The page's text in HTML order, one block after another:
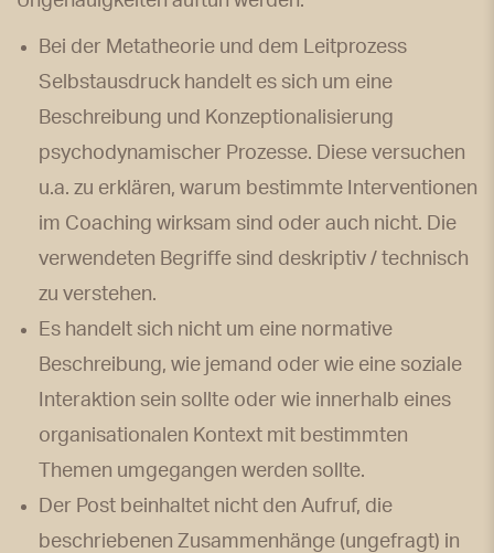
Bei der Metatheorie und dem Leitprozess
Selbstausdruck handelt es sich um eine
Beschreibung und Konzeptionalisierung
psychodynamischer Prozesse. Diese versuchen
u.a. zu erklären, warum bestimmte Interventionen
im Coaching wirksam sind oder auch nicht. Die
verwendeten Begriffe sind deskriptiv / technisch
zu verstehen.
Es handelt sich nicht um eine normative
Beschreibung, wie jemand oder wie eine soziale
Interaktion sein sollte oder wie innerhalb eines
organisationalen Kontext mit bestimmten
Themen umgegangen werden sollte.
Der Post beinhaltet nicht den Aufruf, die
beschriebenen Zusammenhänge (ungefragt) in